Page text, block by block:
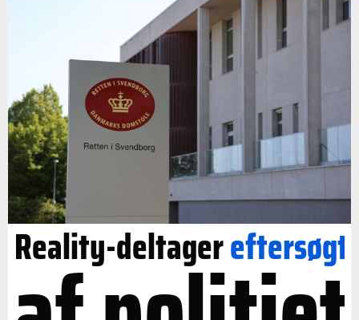
Reality-deltagereftersøgt